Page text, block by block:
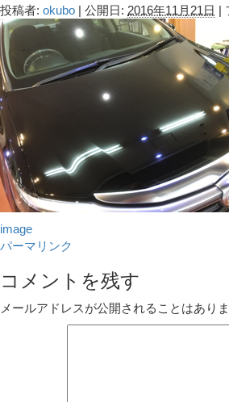
投稿者: okubo | 公開日: 2016年11月21日 |
image
パーマリンク
コメントを残す
メールアドレスが公開されることはありま